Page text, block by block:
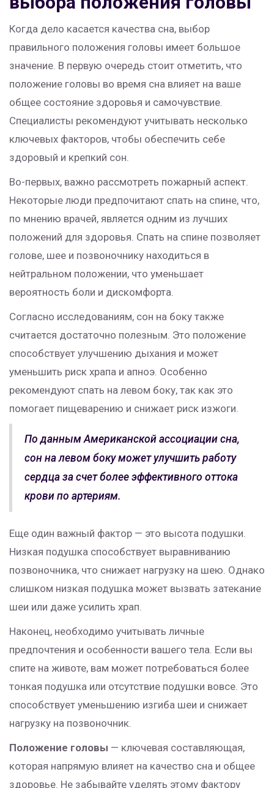
Когда дело касается качества сна, выбор
правильного положения головы имеет большое
значение. В первую очередь стоит отметить, что
положение головы во время сна влияет на ваше
общее состояние здоровья и самочувствие.
Специалисты рекомендуют учитывать несколько
ключевых факторов, чтобы обеспечить себе
здоровый и крепкий сон.
Во-первых, важно рассмотреть пожарный аспект.
Некоторые люди предпочитают спать на спине, что,
по мнению врачей, является одним из лучших
положений для здоровья. Спать на спине позволяет
голове, шее и позвоночнику находиться в
нейтральном положении, что уменьшает
вероятность боли и дискомфорта.
Согласно исследованиям, сон на боку также
считается достаточно полезным. Это положение
способствует улучшению дыхания и может
уменьшить риск храпа и апноэ. Особенно
рекомендуют спать на левом боку, так как это
помогает пищеварению и снижает риск изжоги.
По данным Американской ассоциации сна,
сон на левом боку может улучшить работу
сердца за счет более эффективного оттока
крови по артериям.
Еще один важный фактор — это высота подушки.
Низкая подушка способствует выравниванию
позвоночника, что снижает нагрузку на шею. Однако
слишком низкая подушка может вызвать затекание
шеи или даже усилить храп.
Наконец, необходимо учитывать личные
предпочтения и особенности вашего тела. Если вы
спите на животе, вам может потребоваться более
тонкая подушка или отсутствие подушки вовсе. Это
способствует уменьшению изгиба шеи и снижает
нагрузку на позвоночник.
Положение головы — ключевая составляющая,
которая напрямую влияет на качество сна и общее
здоровье. Не забывайте уделять этому фактору